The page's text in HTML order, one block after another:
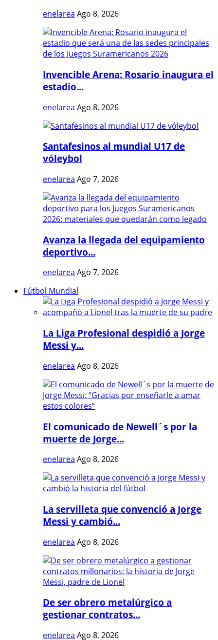
enelarea Ago 8, 2026
Invencible Arena: Rosario inaugura el
estadio...
enelarea Ago 8, 2026
Santafesinos al mundial U17 de
vóleybol
enelarea Ago 7, 2026
Avanza la llegada del equipamiento
deportivo...
enelarea Ago 7, 2026
Fútbol Mundial
La Liga Profesional despidió a Jorge
Messi y...
enelarea Ago 8, 2026
El comunicado de Newell´s por la
muerte de Jorge...
enelarea Ago 8, 2026
La servilleta que convenció a Jorge
Messi y cambió...
enelarea Ago 8, 2026
De ser obrero metalúrgico a
gestionar contratos...
enelarea Ago 8, 2026